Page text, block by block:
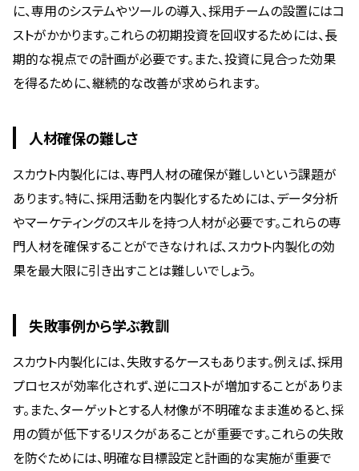
に、専用のシステムやツールの導入、採用チームの設置にはコ
ストがかかります。これらの初期投資を回収するためには、長
期的な視点での計画が必要です。また、投資に見合った効果
を得るために、継続的な改善が求められます。
人材確保の難しさ
スカウト内製化には、専門人材の確保が難しいという課題が
あります。特に、採用活動を内製化するためには、データ分析
やマーケティングのスキルを持つ人材が必要です。これらの専
門人材を確保することができなければ、スカウト内製化の効
果を最大限に引き出すことは難しいでしょう。
失敗事例から学ぶ教訓
スカウト内製化には、失敗するケースもあります。例えば、採用
プロセスが効率化されず、逆にコストが増加することがありま
す。また、ターゲットとする人材像が不明確なまま進めると、採
用の質が低下するリスクがあることが重要です。これらの失敗
を防ぐためには、明確な目標設定と計画的な実施が重要で